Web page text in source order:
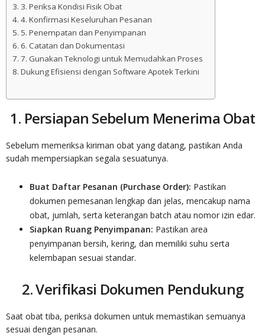
3. Periksa Kondisi Fisik Obat
4. Konfirmasi Keseluruhan Pesanan
5. Penempatan dan Penyimpanan
6. Catatan dan Dokumentasi
7. Gunakan Teknologi untuk Memudahkan Proses
Dukung Efisiensi dengan Software Apotek Terkini
1. Persiapan Sebelum Menerima Obat
Sebelum memeriksa kiriman obat yang datang, pastikan Anda
sudah mempersiapkan segala sesuatunya.
Buat Daftar Pesanan (Purchase Order): Pastikan
dokumen pemesanan lengkap dan jelas, mencakup nama
obat, jumlah, serta keterangan batch atau nomor izin edar.
Siapkan Ruang Penyimpanan: Pastikan area
penyimpanan bersih, kering, dan memiliki suhu serta
kelembapan sesuai standar.
2. Verifikasi Dokumen Pendukung
Saat obat tiba, periksa dokumen untuk memastikan semuanya
sesuai dengan pesanan.